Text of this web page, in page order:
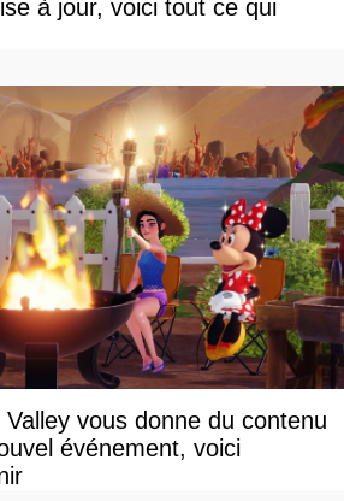
à jour, voici tout ce qui
vous donne du contenu
événement, voici